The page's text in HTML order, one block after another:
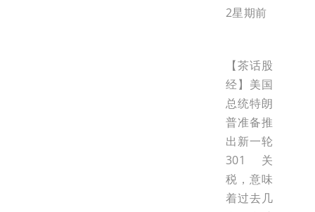
2星期前
【茶话股
经】美国
总统特朗
普准备推
出新一轮
301关
税，意味
着过去几